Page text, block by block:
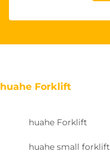
huahe Forklift
huahe Forklift
huahe small forklift